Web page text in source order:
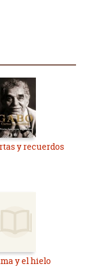
y recuerdos
y el hielo